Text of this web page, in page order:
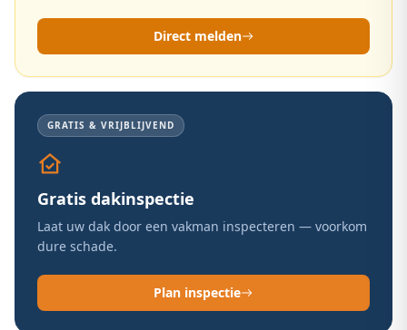
Direct melden
GRATIS & VRIJBLIJVEND
Gratis dakinspectie
Laat uw dak door een vakman inspecteren — voorkom
dure schade.
Plan inspectie